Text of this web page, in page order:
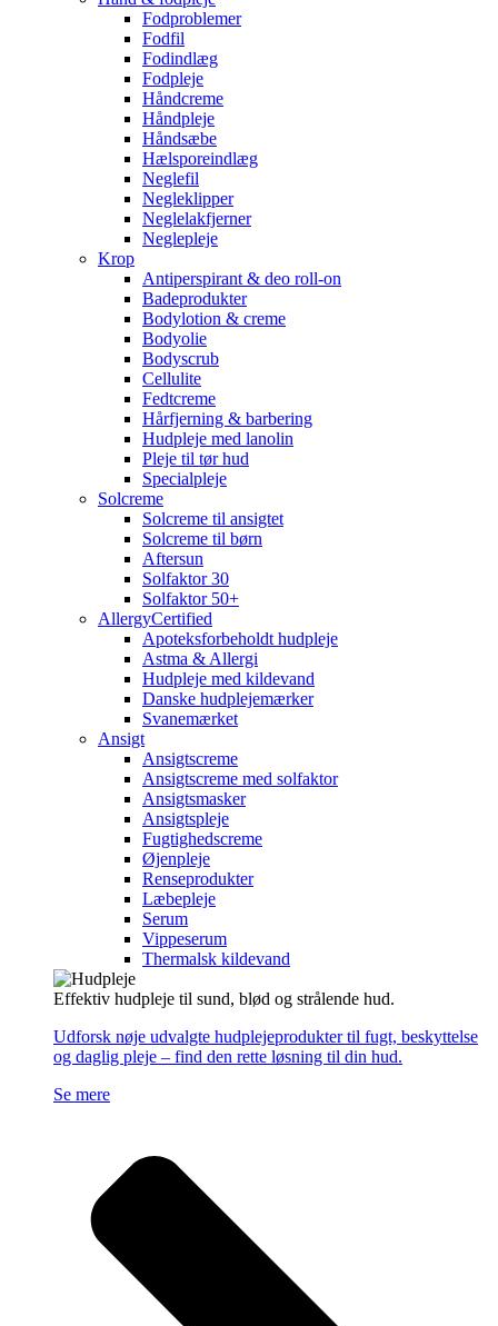
Fodproblemer
Fodfil
Fodindlæg
Fodpleje
Håndcreme
Håndpleje
Håndsæbe
Hælsporeindlæg
Neglefil
Negleklipper
Neglelakfjerner
Neglepleje
Krop
Antiperspirant & deo roll-on
Badeprodukter
Bodylotion & creme
Bodyolie
Bodyscrub
Cellulite
Fedtcreme
Hårfjerning & barbering
Hudpleje med lanolin
Pleje til tør hud
Specialpleje
Solcreme
Solcreme til ansigtet
Solcreme til børn
Aftersun
Solfaktor 30
Solfaktor 50+
AllergyCertified
Apoteksforbeholdt hudpleje
Astma & Allergi
Hudpleje med kildevand
Danske hudplejemærker
Svanemærket
Ansigt
Ansigtscreme
Ansigtscreme med solfaktor
Ansigtsmasker
Ansigtspleje
Fugtighedscreme
Øjenpleje
Renseprodukter
Læbepleje
Serum
Vippeserum
Thermalsk kildevand
Effektiv hudpleje til sund, blød og strålende hud.
Udforsk nøje udvalgte hudplejeprodukter til fugt, beskyttelse
og daglig pleje – find den rette løsning til din hud.
Se mere